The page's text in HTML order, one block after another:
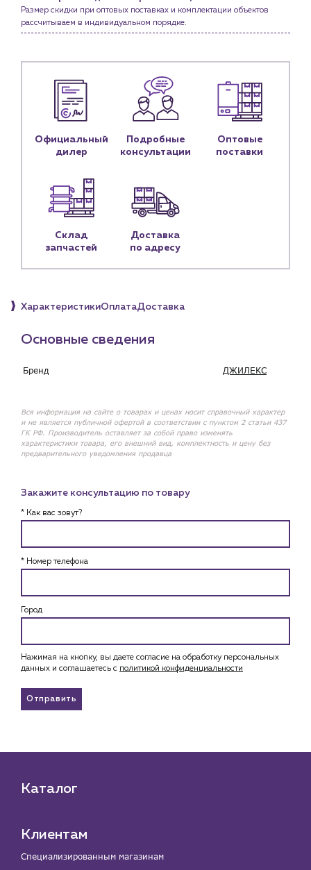
Доставка
Новости
Блог
Личный кабинет
Наши партнёры
Чат-бот
+7 (918) 070-19-79
sales@profpotok.ru
Размер скидки при оптовых поставках и комплектации объектов
рассчитываем в индивидуальном порядке.
Официальный
дилер
Подробные
консультации
Оптовые
поставки
Склад
запчастей
Доставка
по адресу
ХарактеристикиОплатаДоставка
Основные сведения
Бренд ДЖИЛЕКС
Вся информация на сайте о товарах и ценах носит справочный характер
и не является публичной офертой в соответствии с пунктом 2 статьи 437
ГК РФ. Производитель оставляет за собой право изменять
характеристики товара, его внешний вид, комплектность и цену без
предварительного уведомления продавца
Закажите консультацию по товару
* Как вас зовут?
* Номер телефона
Город
Нажимая на кнопку, вы даете согласие на обработку персональных
данных и соглашаетесь c политикой конфиденциальности
Отправить
Каталог
Клиентам
Специализированным магазинам